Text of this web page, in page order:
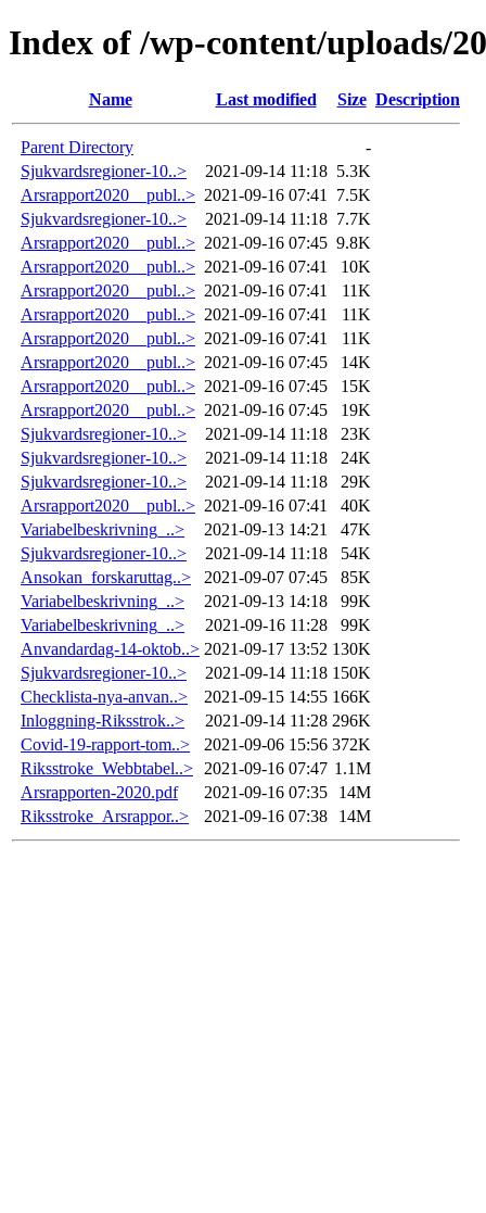
Index of /wp-content/uploads/
Name Last modified Size Description
Parent Directory
-
Sjukvardsregioner-10..>
2021-09-14 11:18 5.3K
Arsrapport2020__publ..> 2021-09-16 07:41
7.5K
Sjukvardsregioner-10..>
2021-09-14 11:18 7.7K
Arsrapport2020__publ..> 2021-09-16 07:45 9.8K
Arsrapport2020__publ..> 2021-09-16 07:41
10K
Arsrapport2020__publ..> 2021-09-16 07:41
11K
Arsrapport2020__publ..> 2021-09-16 07:41
11K
Arsrapport2020__publ..> 2021-09-16 07:41
11K
Arsrapport2020__publ..> 2021-09-16 07:45
14K
Arsrapport2020__publ..> 2021-09-16 07:45
15K
Arsrapport2020__publ..> 2021-09-16 07:45
19K
Sjukvardsregioner-10..>
2021-09-14 11:18
23K
Sjukvardsregioner-10..>
2021-09-14 11:18
24K
Sjukvardsregioner-10..>
2021-09-14 11:18
29K
Arsrapport2020__publ..> 2021-09-16 07:41
40K
Variabelbeskrivning_..>
2021-09-13 14:21
47K
Sjukvardsregioner-10..>
2021-09-14 11:18
54K
Ansokan_forskaruttag..>
2021-09-07 07:45
85K
Variabelbeskrivning_..>
2021-09-13 14:18
99K
Variabelbeskrivning_..>
2021-09-16 11:28
99K
Anvandardag-14-oktob..> 2021-09-17 13:52 130K
Sjukvardsregioner-10..>
2021-09-14 11:18 150K
Checklista-nya-anvan..>
2021-09-15 14:55 166K
Inloggning-Riksstrok..>
2021-09-14 11:28 296K
Covid-19-rapport-tom..>
2021-09-06 15:56 372K
Riksstroke_Webbtabel..>
2021-09-16 07:47 1.1M
Arsrapporten-2020.pdf
2021-09-16 07:35
14M
Riksstroke_Arsrappor..>
2021-09-16 07:38 14M